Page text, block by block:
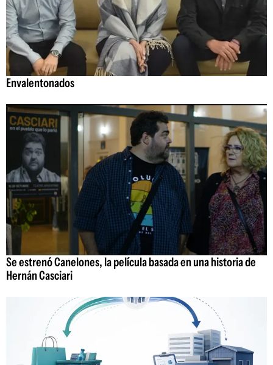
Envalentonados
Se estrenó Canelones, la película basada en una historia de
Hernán Casciari